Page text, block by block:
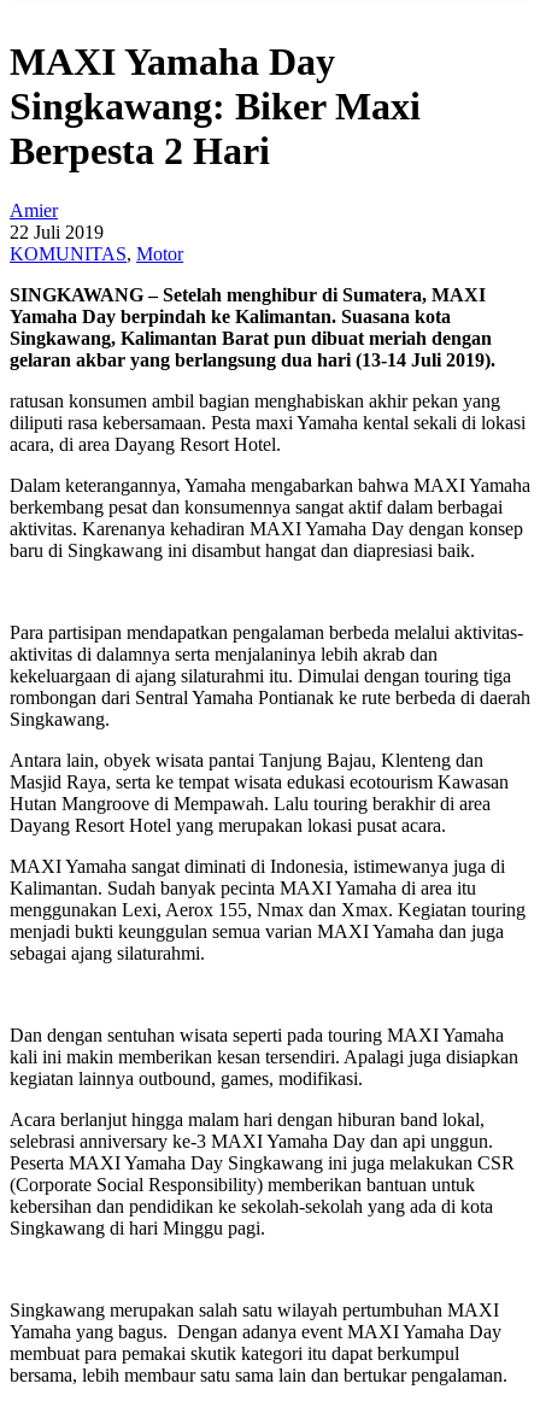
MAXI Yamaha Day
Singkawang: Biker Maxi
Berpesta 2 Hari
Amier
22 Juli 2019
KOMUNITAS, Motor
SINGKAWANG – Setelah menghibur di Sumatera, MAXI
Yamaha Day berpindah ke Kalimantan. Suasana kota
Singkawang, Kalimantan Barat pun dibuat meriah dengan
gelaran akbar yang berlangsung dua hari (13-14 Juli 2019).
ratusan konsumen ambil bagian menghabiskan akhir pekan yang
diliputi rasa kebersamaan. Pesta maxi Yamaha kental sekali di lokasi
acara, di area Dayang Resort Hotel.
Dalam keterangannya, Yamaha mengabarkan bahwa MAXI Yamaha
berkembang pesat dan konsumennya sangat aktif dalam berbagai
aktivitas. Karenanya kehadiran MAXI Yamaha Day dengan konsep
baru di Singkawang ini disambut hangat dan diapresiasi baik.
Para partisipan mendapatkan pengalaman berbeda melalui aktivitas-
aktivitas di dalamnya serta menjalaninya lebih akrab dan
kekeluargaan di ajang silaturahmi itu. Dimulai dengan touring tiga
rombongan dari Sentral Yamaha Pontianak ke rute berbeda di daerah
Singkawang.
Antara lain, obyek wisata pantai Tanjung Bajau, Klenteng dan
Masjid Raya, serta ke tempat wisata edukasi ecotourism Kawasan
Hutan Mangroove di Mempawah. Lalu touring berakhir di area
Dayang Resort Hotel yang merupakan lokasi pusat acara.
MAXI Yamaha sangat diminati di Indonesia, istimewanya juga di
Kalimantan. Sudah banyak pecinta MAXI Yamaha di area itu
menggunakan Lexi, Aerox 155, Nmax dan Xmax. Kegiatan touring
menjadi bukti keunggulan semua varian MAXI Yamaha dan juga
sebagai ajang silaturahmi.
Dan dengan sentuhan wisata seperti pada touring MAXI Yamaha
kali ini makin memberikan kesan tersendiri. Apalagi juga disiapkan
kegiatan lainnya outbound, games, modifikasi.
Acara berlanjut hingga malam hari dengan hiburan band lokal,
selebrasi anniversary ke-3 MAXI Yamaha Day dan api unggun.
Peserta MAXI Yamaha Day Singkawang ini juga melakukan CSR
(Corporate Social Responsibility) memberikan bantuan untuk
kebersihan dan pendidikan ke sekolah-sekolah yang ada di kota
Singkawang di hari Minggu pagi.
Singkawang merupakan salah satu wilayah pertumbuhan MAXI
Yamaha yang bagus. Dengan adanya event MAXI Yamaha Day
membuat para pemakai skutik kategori itu dapat berkumpul
bersama, lebih membaur satu sama lain dan bertukar pengalaman.